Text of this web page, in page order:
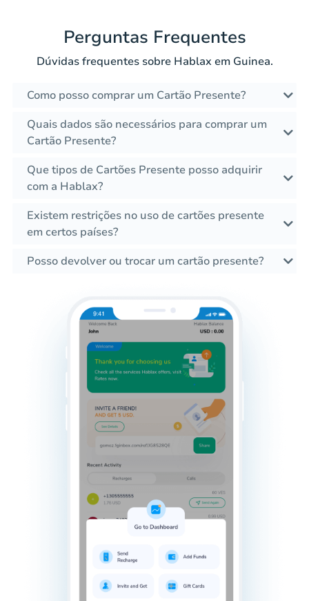
Perguntas Frequentes
Dúvidas frequentes sobre Hablax em Guinea.
Como posso comprar um Cartão Presente?
Quais dados são necessários para comprar um
Cartão Presente?
Que tipos de Cartões Presente posso adquirir
com a Hablax?
Existem restrições no uso de cartões presente
em certos países?
Posso devolver ou trocar um cartão presente?